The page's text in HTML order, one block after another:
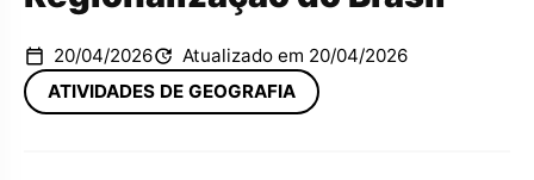
20/04/2026
Atualizado em 20/04/2026
ATIVIDADES DE GEOGRAFIA